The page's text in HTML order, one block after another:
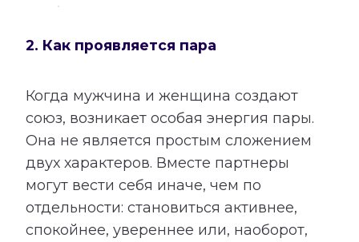
2. Как проявляется пара
Когда мужчина и женщина создают
союз, возникает особая энергия пары.
Она не является простым сложением
двух характеров. Вместе партнеры
могут вести себя иначе, чем по
отдельности: становиться активнее,
спокойнее, увереннее или, наоборот,